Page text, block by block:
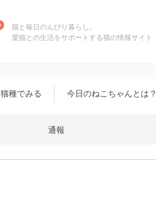
猫と毎日のんびり暮らし。
愛猫との生活をサポートする猫の情報サイト
猫種でみる 今日のねこちゃんとは？
通報